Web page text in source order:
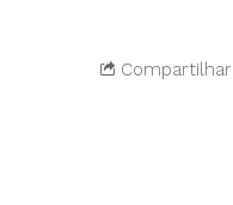
Compartilhar